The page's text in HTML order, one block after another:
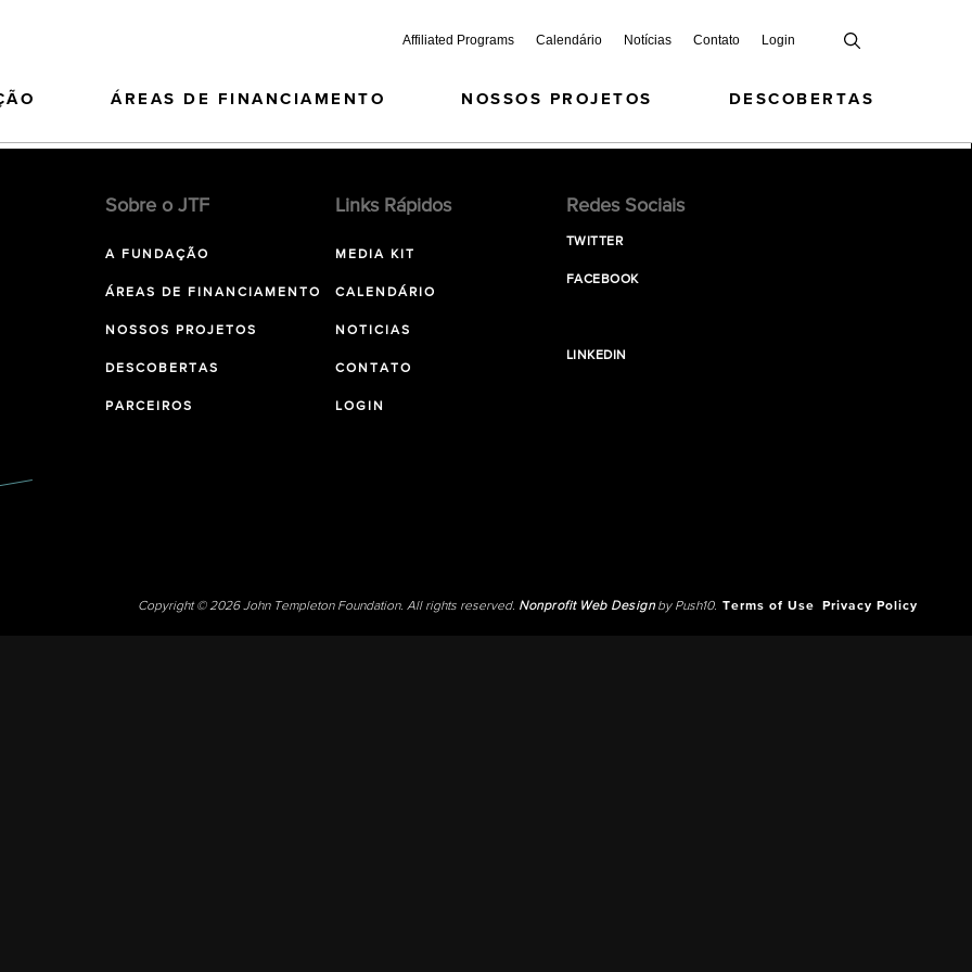
Affiliated Programs Calendário Notícias Contato Login
ÁREAS DE FINANCIAMENTO NOSSOS PROJETOS DESCOBERTAS
Sobre o JTF
A FUNDAÇÃO
ÁREAS DE FINANCIAMENTO
NOSSOS PROJETOS
DESCOBERTAS
PARCEIROS
Links Rápidos
MEDIA KIT
CALENDÁRIO
NOTICIAS
CONTATO
LOGIN
Redes Sociais
TWITTER
FACEBOOK
LINKEDIN
Copyright © 2026 John Templeton Foundation. All rights reserved. Nonprofit Web Designby Push10. Terms of Use Privacy Policy